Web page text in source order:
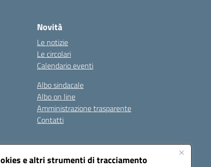
e altri strumenti di tracciamento
Novità
Le notizie
Le circolari
Calendario eventi
Albo sindacale
Albo on line
Amministrazione trasparente
Contatti